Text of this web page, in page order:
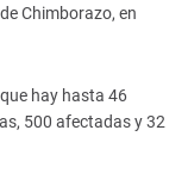
Chimborazo, en
hay hasta 46
500 afectadas y 32